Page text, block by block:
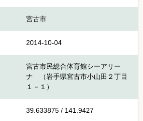
宮古市
2014-10-04
宮古市民総合体育館シーアリー
ナ （岩手県宮古市小山田２丁目
１－１）
39.633875 / 141.9427